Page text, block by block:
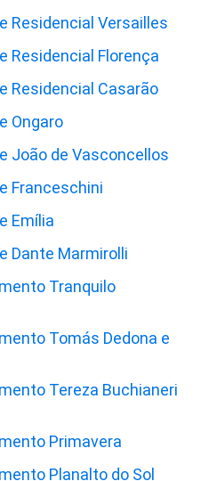
Residencial Versailles
Residencial Florença
Residencial Casarão
Ongaro
João de Vasconcellos
Franceschini
Emília
Dante Marmirolli
Tranquilo
Tomás Dedona e
Tereza Buchianeri
Primavera
Planalto do Sol